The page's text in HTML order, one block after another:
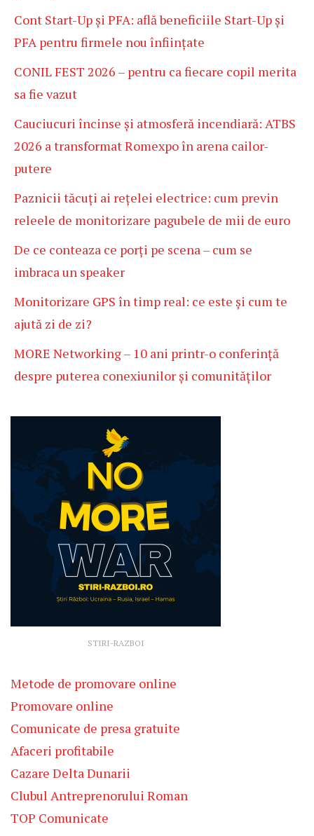
Cont Start-Up și PFA: află beneficiile Start-Up și
PFA pentru firmele nou înființate
CONIL FEST 2026 – pentru ca fiecare copil merita
sa fie vazut
Cauciucuri încinse și atmosferă incendiară: ATBS
2026 a transformat Romexpo în arena cailor-
putere
Paznicii tăcuți ai rețelei electrice: cum previn
releele de monitorizare pagubele de mii de euro
De ce conteaza ce porți pe scena – cum se
imbraca un speaker
Monitorizare GPS în timp real: ce este și cum te
ajută zi de zi?
MORE Networking – 10 ani printr-o conferință
despre puterea conexiunilor și comunităților
STIRI-RAZBOI
Metode de promovare online
Promovare online
Comunicate de presa gratuite
Afaceri profitabile
Cazare Delta Dunarii
Clubul Antreprenorului Roman
TOP Comunicate